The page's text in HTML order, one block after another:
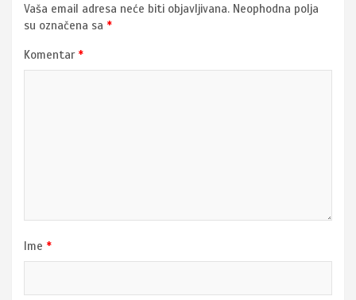
Vaša email adresa neće biti objavljivana. Neophodna polja
su označena sa *
Komentar *
Ime *